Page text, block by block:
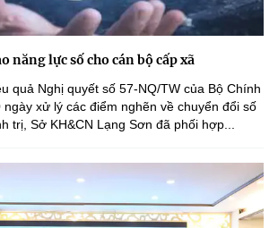
năng lực số cho cán bộ cấp xã
quả Nghị quyết số 57-NQ/TW của Bộ Chính
xử lý các điểm nghẽn về chuyển đổi số
trị, Sở KH&CN Lạng Sơn đã phối hợp...